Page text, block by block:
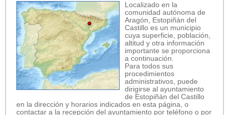
Localizado en la
comunidad autónoma de
Aragón, Estopiñán del
Castillo es un municipio
cuya superficie, población,
altitud y otra información
importante se proporciona
a continuación.
Para todos sus
procedimientos
administrativos, puede
dirigirse al ayuntamiento
de Estopiñán del Castillo
en la dirección y horarios indicados en esta página, o
contactar a la recepción del ayuntamiento por teléfono o por